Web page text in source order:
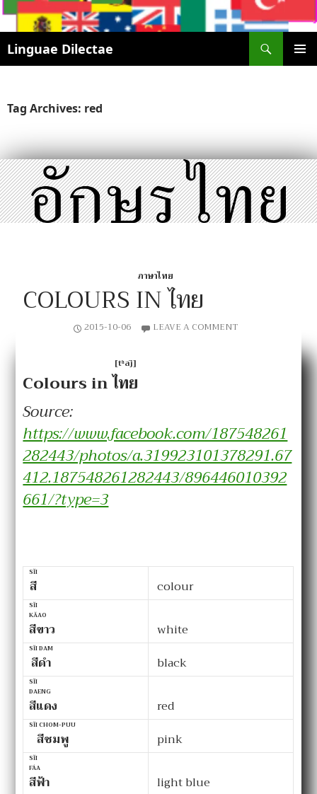
Linguae Dilectae
SKIP
Tag Archives: red
ภาษาไทย
COLOURS IN ไทย
2015-10-06 LEAVE A COMMENT
Colours inไทย
[tʰāj]
Source:
https://www.facebook.com/187548261
282443/photos/a.319923101378291.67
412.187548261282443/896446010392
661/?type=3
สี
SĬI
colour
สีขาว
SĬI
KĂAO
white
สีดำ
SĬI DAM
black
สีแดง
SĬI
DAENG
red
สีชมพู
SĬI CHOM-PUU
pink
สีฟ้า
SĬI
FÁA
light blue